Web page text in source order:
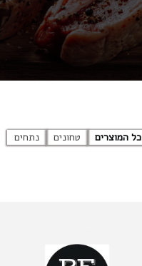
כל המוצרים טחונים נתחים